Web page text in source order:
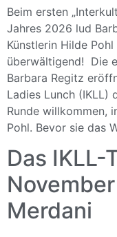
Beim ersten
Jahres 2026 lud
Künstlerin Hilde
überwältigend! Die
Barbara Regitz
Ladies Lunch (IKLL)
Runde willkommen,
Pohl. Bevor sie das
Das IKLL-
Merdani